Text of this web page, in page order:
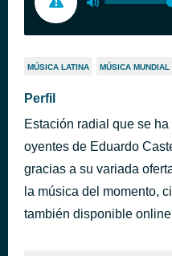
MÚSICA LATINA MÚSICA MUNDIAL
Perfil
Estación radial que se
oyentes de Eduardo
gracias a su variada
la música del momento,
también disponible